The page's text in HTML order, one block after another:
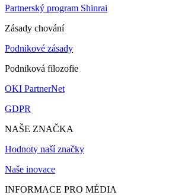
Partnerský program Shinrai
Zásady chování
Podnikové zásady
Podniková filozofie
OKI PartnerNet
GDPR
NAŠE ZNAČKA
Hodnoty naší značky
Naše inovace
INFORMACE PRO MÉDIA